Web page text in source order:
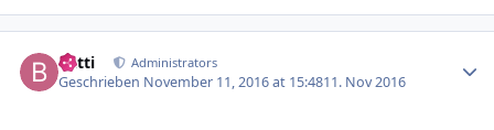
batti Administrators
Geschrieben November 11, 2016 at 15:4811. Nov 2016